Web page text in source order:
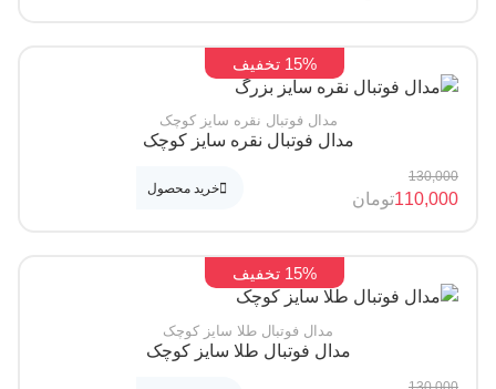
مدال فوتبال نقره سایز کوچک
مدال فوتبال نقره سایز کوچک
تومان
خرید محصول
15% تخفیف
مدال فوتبال طلا سایز کوچک
مدال فوتبال طلا سایز کوچک